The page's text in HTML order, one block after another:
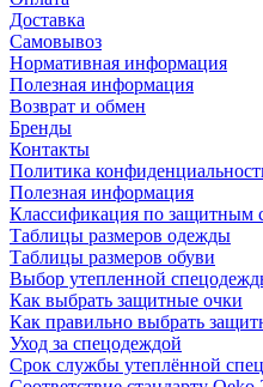
Доставка
Самовывоз
Нормативная информация
Полезная информация
Возврат и обмен
Бренды
Контакты
Политика
Полезная информация
Классификация по защитным
Таблицы размеров одежды
Таблицы размеров обуви
Выбор утепленной
Как выбрать защитные очки
Как правильно выбрать
Уход за спецодеждой
Срок службы утеплённой